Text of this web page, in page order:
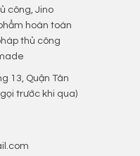
công, Jino
hoàn toàn
thủ công
13, Quận Tân
gọi trước khi qua)